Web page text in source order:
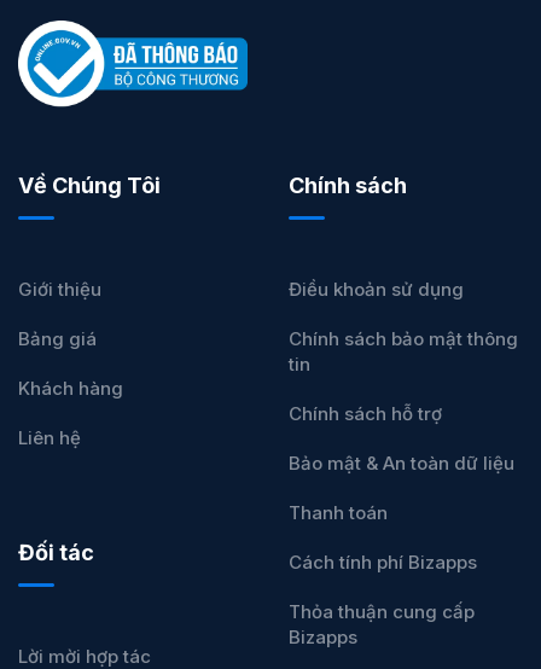
Về Chúng Tôi
Giới thiệu
Bảng giá
Khách hàng
Liên hệ
Đối tác
Lời mời hợp tác
Chính sách
Điều khoản sử dụng
Chính sách bảo mật thông
tin
Chính sách hỗ trợ
Bảo mật & An toàn dữ liệu
Thanh toán
Cách tính phí Bizapps
Thỏa thuận cung cấp
Bizapps